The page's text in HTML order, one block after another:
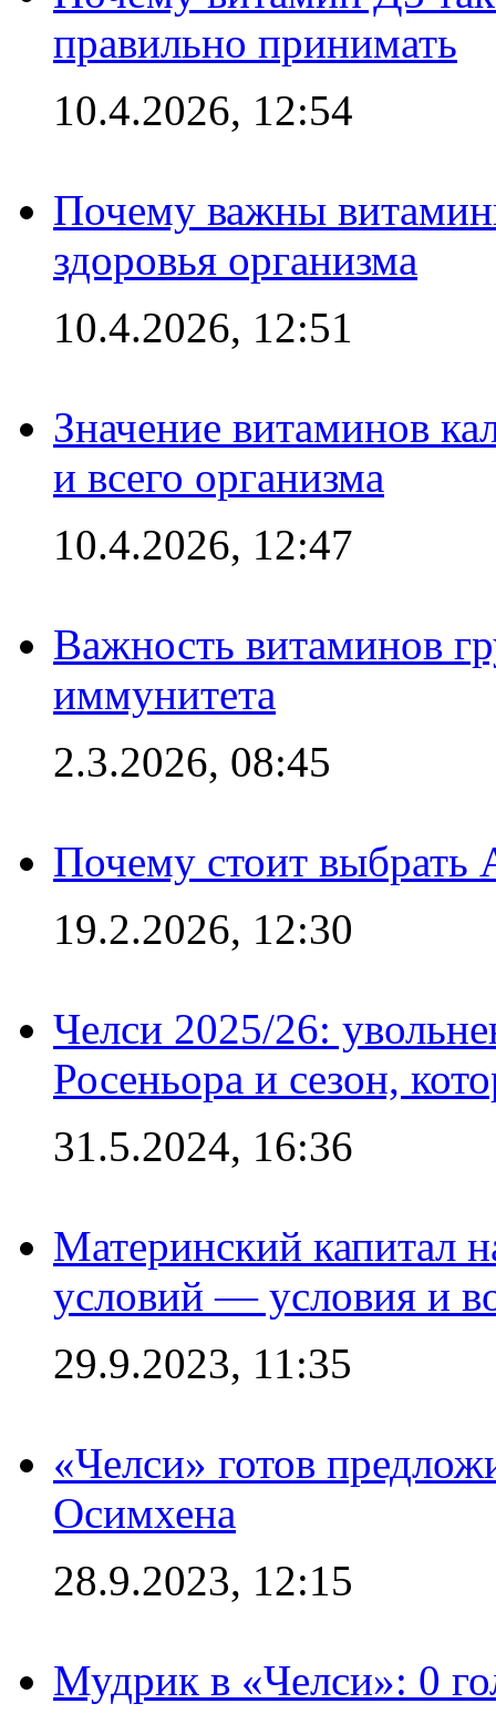
правильно принимать
10.4.2026, 12:54
Почему важны
здоровья организма
10.4.2026, 12:51
Значение витаминов
и всего организма
10.4.2026, 12:47
Важность витаминов
иммунитета
2.3.2026, 08:45
Почему стоит выбрать
19.2.2026, 12:30
Челси 2025/26:
Росеньора и сезон,
31.5.2024, 16:36
Материнский капитал
условий — условия и
29.9.2023, 11:35
«Челси» готов
Осимхена
28.9.2023, 12:15
Мудрик в «Челси»: 0